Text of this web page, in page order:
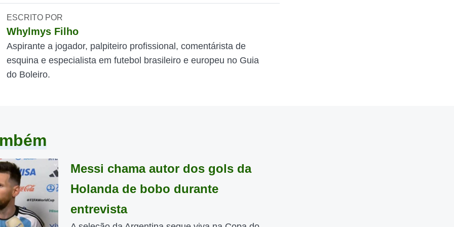
ESCRITO POR
Whylmys Filho
Aspirante a jogador, palpiteiro profissional, comentárista de
esquina e especialista em futebol brasileiro e europeu no Guia
do Boleiro.
Messi chama autor dos gols da
Holanda de bobo durante
entrevista